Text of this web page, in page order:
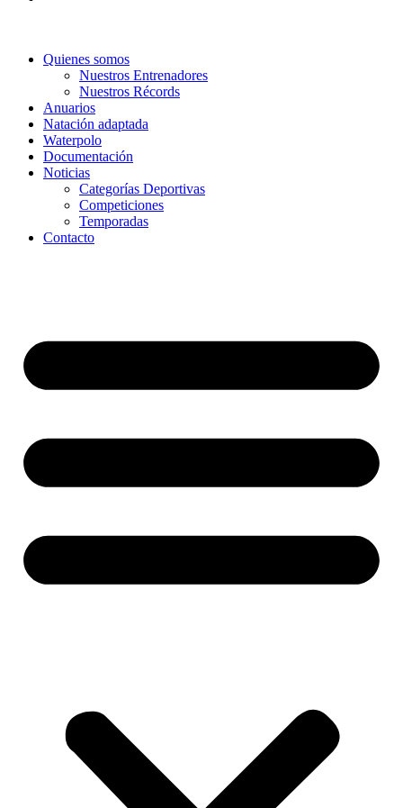
Quienes somos
Nuestros Entrenadores
Nuestros Récords
Anuarios
Natación adaptada
Waterpolo
Documentación
Noticias
Categorías Deportivas
Competiciones
Temporadas
Contacto